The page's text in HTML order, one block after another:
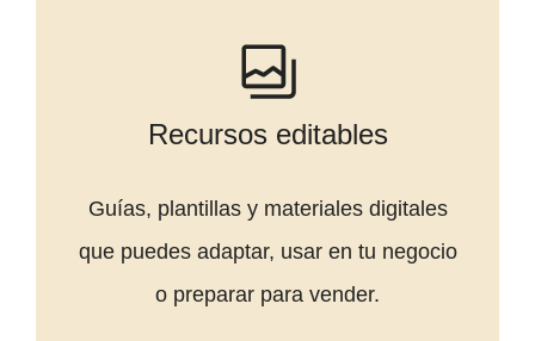
Recursos editables
Guías, plantillas y materiales digitales
que puedes adaptar, usar en tu negocio
o preparar para vender.